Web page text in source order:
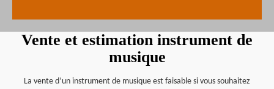
Vente et estimation instrument de
musique
La vente d’un instrument de musique est faisable si vous souhaitez